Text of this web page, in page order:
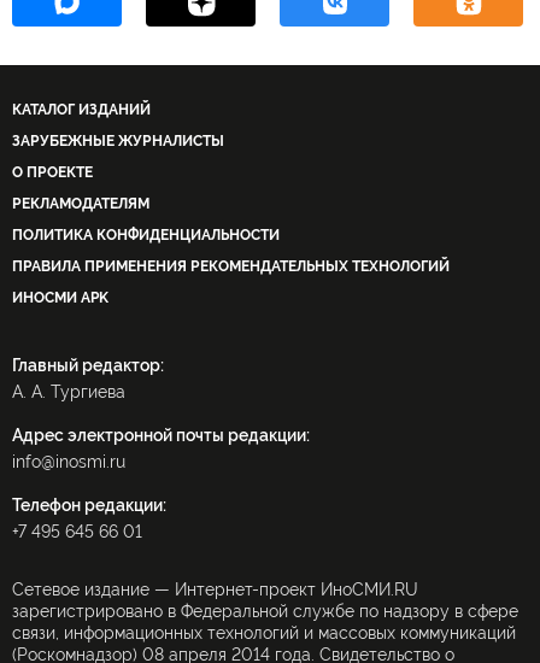
КАТАЛОГ ИЗДАНИЙ
ЗАРУБЕЖНЫЕ ЖУРНАЛИСТЫ
О ПРОЕКТЕ
РЕКЛАМОДАТЕЛЯМ
ПОЛИТИКА КОНФИДЕНЦИАЛЬНОСТИ
ПРАВИЛА ПРИМЕНЕНИЯ РЕКОМЕНДАТЕЛЬНЫХ ТЕХНОЛОГИЙ
ИНОСМИ APK
Главный редактор:
А. А. Тургиева
Адрес электронной почты редакции:
info@inosmi.ru
Телефон редакции:
+7 495 645 66 01
Сетевое издание — Интернет-проект ИноСМИ.RU
зарегистрировано в Федеральной службе по надзору в сфере
связи, информационных технологий и массовых коммуникаций
(Роскомнадзор) 08 апреля 2014 года. Свидетельство о